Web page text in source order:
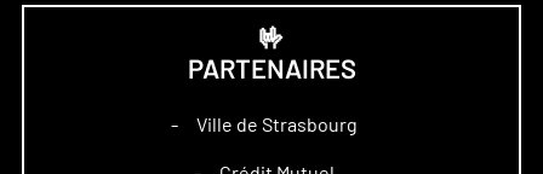
🤟
PARTENAIRES
– Ville de Strasbourg